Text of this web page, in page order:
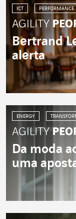
ICT PERFORMANCE
Bertrand
alerta
ENERGY
Da moda
uma